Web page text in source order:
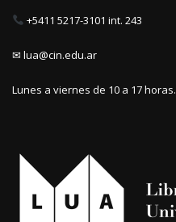
+5411 5217-3101 int. 243
✉ lua@cin.edu.ar
Lunes a viernes de 10 a 17 horas.